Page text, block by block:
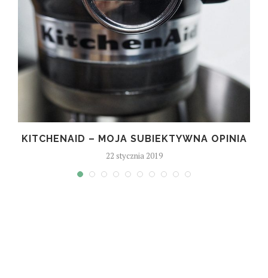
KITCHENAID – MOJA SUBIEKTYWNA OPINIA
22 stycznia 2019